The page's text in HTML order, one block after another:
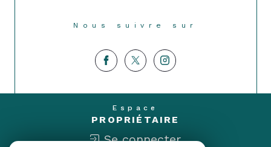
Nous suivre sur
Espace
PROPRIÉTAIRE
Se connecter